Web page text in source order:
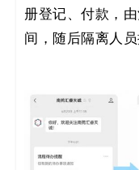
册登记、付款，
间，随后隔离人